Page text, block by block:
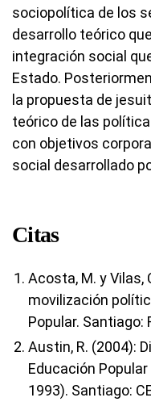
sociopolítica de los
desarrollo teórico
integración social
Estado.
la propuesta de
teórico de las
con objetivos
social desarrollado
Citas
Acosta, M. y Vilas,
movilización
Popular. Santiago:
Austin, R. (2004):
Educación Popular
1993). Santiago: